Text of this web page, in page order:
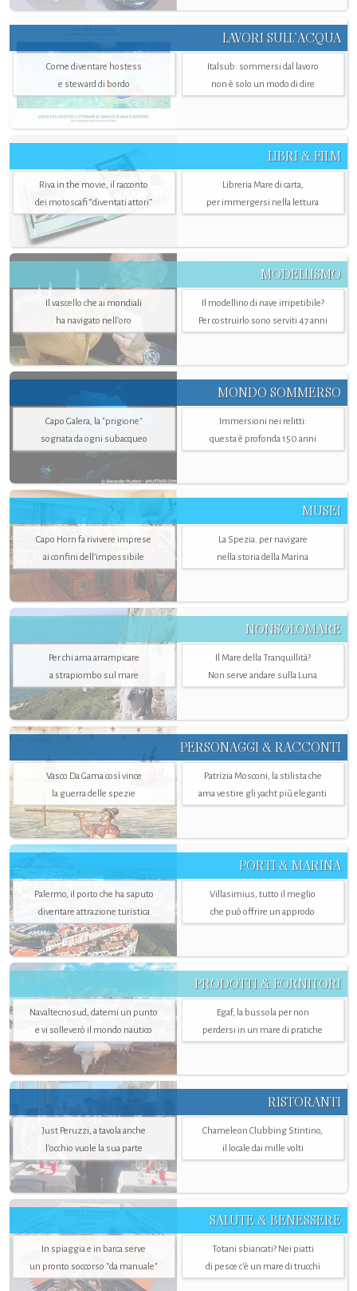
LAVORI SULL’ACQUA
Come diventare hostess
e steward di bordo
Italsub: sommersi dal lavoro
non è solo un modo di dire
LIBRI & FILM
Riva in the movie, il racconto
dei motoscafi “diventati attori”
Libreria Mare di carta,
per immergersi nella lettura
MODELLISMO
Il vascello che ai mondiali
ha navigato nell’oro
Il modellino di nave irripetibile?
Per costruirlo sono serviti 47 anni
MONDO SOMMERSO
Capo Galera, la "prigione"
sognata da ogni subacqueo
Immersioni nei relitti:
questa è profonda 150 anni
MUSEI
Capo Horn fa rivivere imprese
ai confini dell’impossibile
La Spezia. per navigare
nella storia della Marina
NONSOLOMARE
Per chi ama arrampicare
a strapiombo sul mare
Il Mare della Tranquillità?
Non serve andare sulla Luna
PERSONAGGI & RACCONTI
Vasco Da Gama così vince
la guerra delle spezie
Patrizia Mosconi, la stilista che
ama vestire gli yacht più eleganti
PORTI & MARINA
Palermo, il porto che ha saputo
diventare attrazione turistica
Villasimius, tutto il meglio
che può offrire un approdo
PRODOTTI & FORNITORI
Navaltecnosud, datemi un punto
e vi solleverò il mondo nautico
Egaf, la bussola per non
perdersi in un mare di pratiche
RISTORANTI
Just Peruzzi, a tavola anche
l’occhio vuole la sua parte
Chameleon Clubbing Stintino,
il locale dai mille volti
SALUTE & BENESSERE
In spiaggia e in barca serve
un pronto soccorso "da manuale"
Totani sbiancati? Nei piatti
di pesce c'è un mare di trucchi